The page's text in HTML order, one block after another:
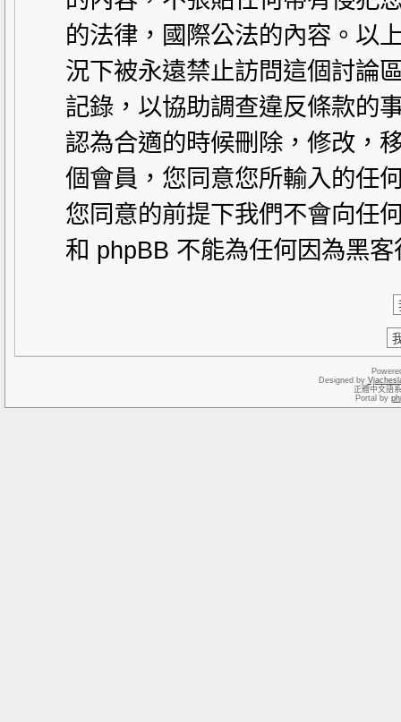
的法律，國際公法的內容。以
況下被永遠禁止訪問這個討論
記錄，以協助調查違反條款的
認為合適的時候刪除，修改，
個會員，您同意您所輸入的任
您同意的前提下我們不會向任
和 phpBB 不能為任何因為黑
Designed by
正體中文語
Portal by